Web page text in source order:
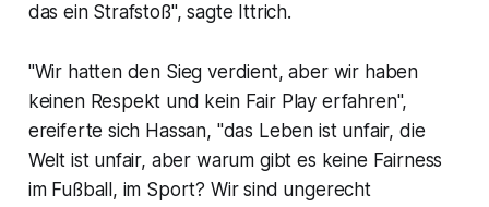
das ein Strafstoß", sagte Ittrich.
"Wir hatten den Sieg verdient, aber wir haben
keinen Respekt und kein Fair Play erfahren",
ereiferte sich Hassan, "das Leben ist unfair, die
Welt ist unfair, aber warum gibt es keine Fairness
im Fußball, im Sport? Wir sind ungerecht